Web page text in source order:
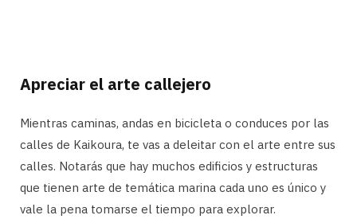
Apreciar el arte callejero
Mientras caminas, andas en bicicleta o conduces por las
calles de Kaikoura, te vas a deleitar con el arte entre sus
calles. Notarás que hay muchos edificios y estructuras
que tienen arte de temática marina cada uno es único y
vale la pena tomarse el tiempo para explorar.